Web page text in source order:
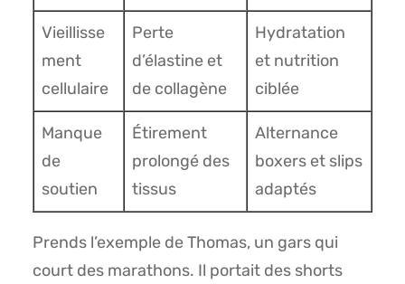
Vieillisse
ment
cellulaire
Perte
d’élastine et
de collagène
Hydratation
et nutrition
ciblée
Manque
de
soutien
Étirement
prolongé des
tissus
Alternance
boxers et slips
adaptés
Prends l’exemple de Thomas, un gars qui
court des marathons. Il portait des shorts